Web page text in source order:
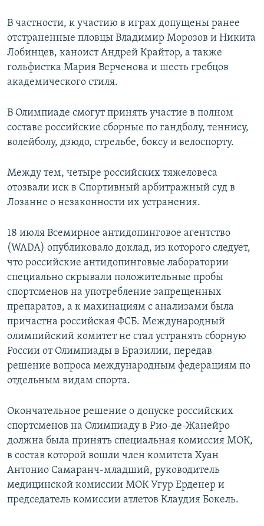
В частности, к участию в играх допущены ранее
отстраненные пловцы Владимир Морозов и Никита
Лобинцев, каноист Андрей Крайтор, а также
гольфистка Мария Верченова и шесть гребцов
академического стиля.
В Олимпиаде смогут принять участие в полном
составе российские сборные по гандболу, теннису,
волейболу, дзюдо, стрельбе, боксу и велоспорту.
Между тем, четыре российских тяжеловеса
отозвали иск в Спортивный арбитражный суд в
Лозанне о незаконности их устранения.
18 июля Всемирное антидопинговое агентство
(WADA) опубликовало доклад, из которого следует,
что российские антидопинговые лаборатории
специально скрывали положительные пробы
спортсменов на употребление запрещенных
препаратов, а к махинациям с анализами была
причастна российская ФСБ. Международный
олимпийский комитет не стал устранять сборную
России от Олимпиады в Бразилии, передав
решение вопроса международным федерациям по
отдельным видам спорта.
Окончательное решение о допуске российских
спортсменов на Олимпиаду в Рио-де-Жанейро
должна была принять специальная комиссия МОК,
в состав которой вошли член комитета Хуан
Антонио Самаранч-младший, руководитель
медицинской комиссии МОК Угур Ерденер и
председатель комиссии атлетов Клаудия Бокель.